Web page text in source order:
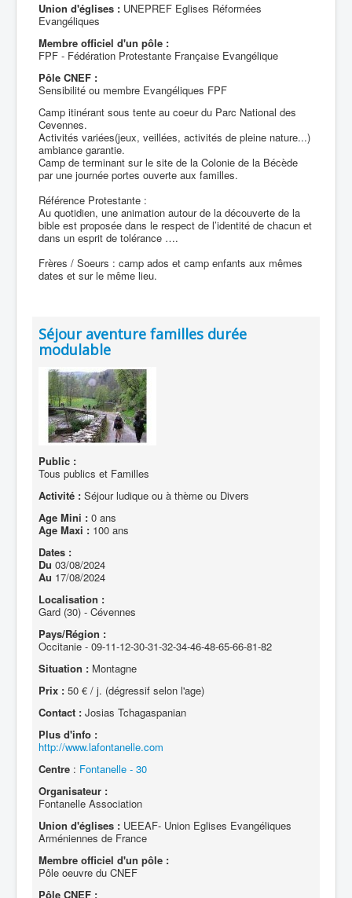
Union d'églises : UNEPREF Eglises Réformées
Evangéliques
Membre officiel d'un pôle :
FPF - Fédération Protestante Française Evangélique
Pôle CNEF :
Sensibilité ou membre Evangéliques FPF
Camp itinérant sous tente au coeur du Parc National des
Cevennes.
Activités variées(jeux, veillées, activités de pleine nature...)
ambiance garantie.
Camp de terminant sur le site de la Colonie de la Bécède
par une journée portes ouverte aux familles.
Référence Protestante :
Au quotidien, une animation autour de la découverte de la
bible est proposée dans le respect de l’identité de chacun et
dans un esprit de tolérance ….
Frères / Soeurs : camp ados et camp enfants aux mêmes
dates et sur le même lieu.
Séjour aventure familles durée
modulable
Public :
Tous publics et Familles
Activité : Séjour ludique ou à thème ou Divers
Age Mini : 0 ans
Age Maxi : 100 ans
Dates :
Du 03/08/2024
Au 17/08/2024
Localisation :
Gard (30) - Cévennes
Pays/Région :
Occitanie - 09-11-12-30-31-32-34-46-48-65-66-81-82
Situation : Montagne
Prix : 50 € / j. (dégressif selon l'age)
Contact : Josias Tchagaspanian
Plus d'info :
http://www.lafontanelle.com
Centre : Fontanelle - 30
Organisateur :
Fontanelle Association
Union d'églises : UEEAF- Union Eglises Evangéliques
Arméniennes de France
Membre officiel d'un pôle :
Pôle oeuvre du CNEF
Pôle CNEF :